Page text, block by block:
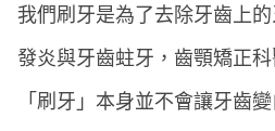
我們刷牙是為了去除牙齒上
發炎與牙齒蛀牙，齒顎矯正
「刷牙」本身並不會讓牙齒